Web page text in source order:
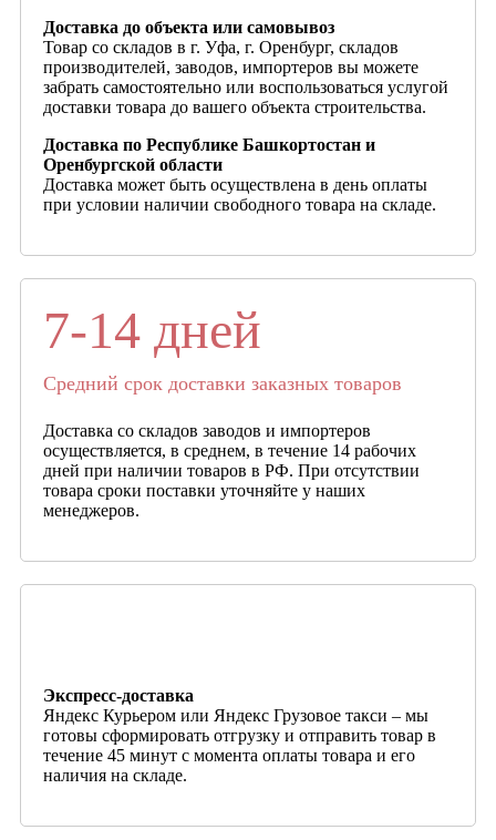
Доставка до объекта или самовывоз
Товар со складов в г. Уфа, г. Оренбург, складов
производителей, заводов, импортеров вы можете
забрать самостоятельно или воспользоваться услугой
доставки товара до вашего объекта строительства.
Доставка по Республике Башкортостан и
Оренбургской области
Доставка может быть осуществлена в день оплаты
при условии наличии свободного товара на складе.
7-14 дней
Средний срок доставки заказных товаров
Доставка со складов заводов и импортеров
осуществляется, в среднем, в течение 14 рабочих
дней при наличии товаров в РФ. При отсутствии
товара сроки поставки уточняйте у наших
менеджеров.
Экспресс-доставка
Яндекс Курьером или Яндекс Грузовое такси – мы
готовы сформировать отгрузку и отправить товар в
течение 45 минут с момента оплаты товара и его
наличия на складе.